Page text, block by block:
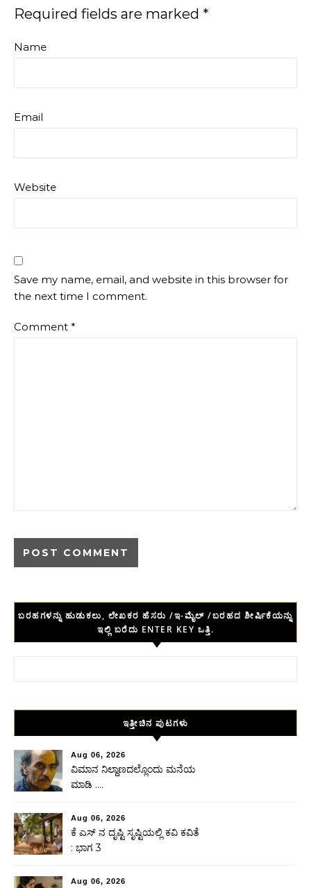
Required fields are marked *
Name
Email
Website
Save my name, email, and website in this browser for
the next time I comment.
Comment *
ಬರಹಗಳನ್ನು ಹುಡುಕಲು, ಲೇಖಕರ ಹೆಸರು /ಇ-ಮೈಲ್ /ಬರಹದ ಶೀರ್ಷಿಕೆಯನ್ನು
ಇಲ್ಲಿ ಬರೆದು ENTER KEY ಒತ್ತಿ.
ಇತ್ತೀಚಿನ ಪುಟಗಳು
Aug 06, 2026
ವಿಮಾನ ನಿಲ್ದಾಣದಲ್ಲೊಂದು ಮನೆಯ
ಮಾಡಿ ….
Aug 06, 2026
ಕೆ ಎಸ್ ನ ದೃಷ್ಟಿ ಸೃಷ್ಟಿಯಲ್ಲಿ ಕವಿ ಕವಿತೆ
: ಭಾಗ 3
Aug 06, 2026